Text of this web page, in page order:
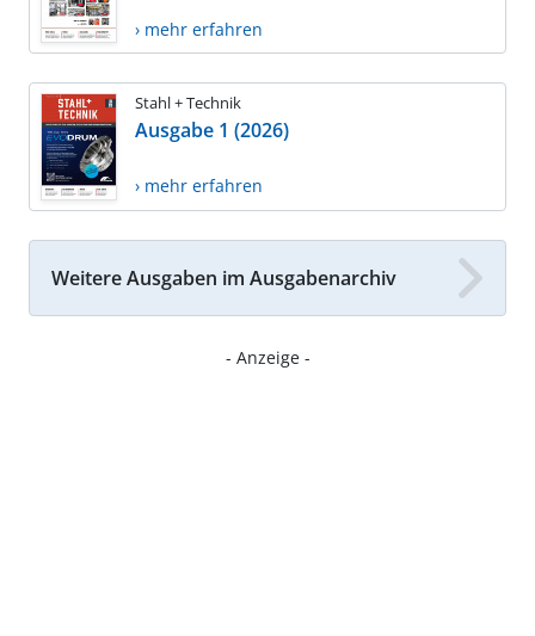
› mehr erfahren
Stahl + Technik
Ausgabe 1 (2026)
› mehr erfahren
Weitere Ausgaben im Ausgabenarchiv
- Anzeige -